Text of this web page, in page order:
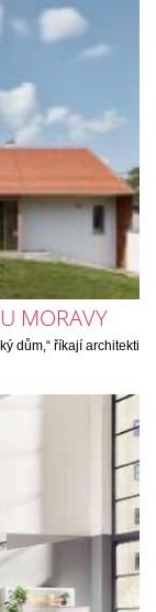
MORAVY
dům,“ říkají architekti